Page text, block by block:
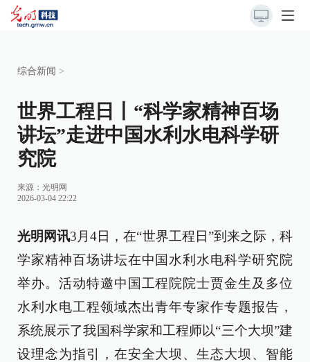
综合新闻 >
世界工程日丨“科学家精神百场
讲坛”走进中国水利水电科学研
究院
来源：光明网
2026-03-04 22:22
光明网讯3月4日，在“世界工程日”到来之际，科
学家精神百场讲坛在中国水利水电科学研究院
举办。活动特邀中国工程院院士贾金生及多位
水利水电工程领域杰出青年专家作专题报告，
系统展示了我国科学家和工程师以“三个大坝”建
设理念为指引，在安全大坝、生态大坝、智能